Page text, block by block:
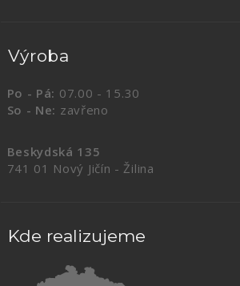
Výroba
Po - Pá: 07.00 - 15.30
So - Ne: zavřeno
Beskydská 135
741 01 Nový Jičín - Žilina
Kde realizujeme